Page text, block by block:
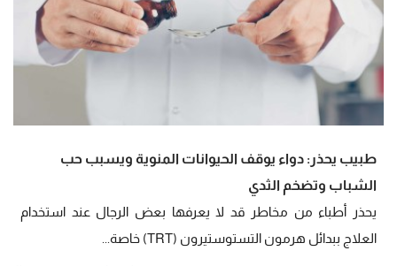
طبيب يحذر: دواء يوقف الحيوانات المنوية ويسبب حب
الشباب وتضخم الثدي
يحذر أطباء من مخاطر قد لا يعرفها بعض الرجال عند استخدام
العلاج ببدائل هرمون التستوستيرون (TRT) خاصة...